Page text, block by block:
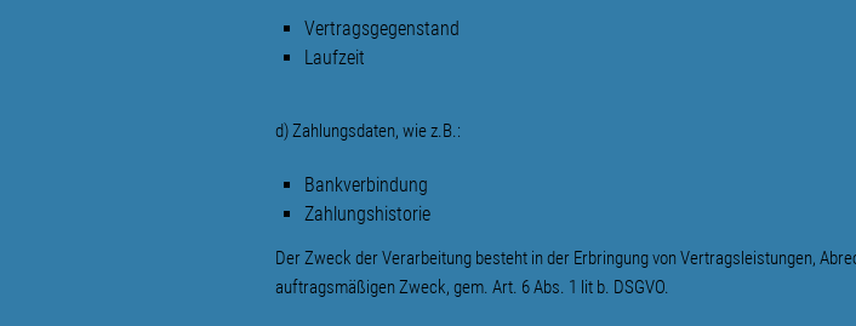
Vertragsgegenstand
Laufzeit
d) Zahlungsdaten, wie z.B.:
Bankverbindung
Zahlungshistorie
Der Zweck der Verarbeitung besteht in der Erbringung von Vertragsleistungen,
auftragsmäßigen Zweck, gem. Art. 6 Abs. 1 lit b. DSGVO.